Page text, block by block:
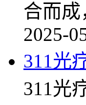
合而
2025-
311光
311光